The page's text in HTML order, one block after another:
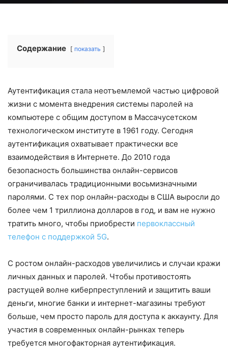
Содержание показать
Аутентификация стала неотъемлемой частью цифровой
жизни с момента внедрения системы паролей на
компьютере с общим доступом в Массачусетском
технологическом институте в 1961 году. Сегодня
аутентификация охватывает практически все
взаимодействия в Интернете. До 2010 года
безопасность большинства онлайн-сервисов
ограничивалась традиционными восьмизначными
паролями. С тех пор онлайн-расходы в США выросли до
более чем 1 триллиона долларов в год, и вам не нужно
тратить много, чтобы приобрести первоклассный
телефон с поддержкой 5G.
С ростом онлайн-расходов увеличились и случаи кражи
личных данных и паролей. Чтобы противостоять
растущей волне киберпреступлений и защитить ваши
деньги, многие банки и интернет-магазины требуют
больше, чем просто пароль для доступа к аккаунту. Для
участия в современных онлайн-рынках теперь
требуется многофакторная аутентификация.